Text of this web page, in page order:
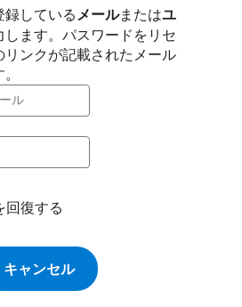
しているメールまたはユ
します。パスワードをリセ
リンクが記載されたメール
回復する